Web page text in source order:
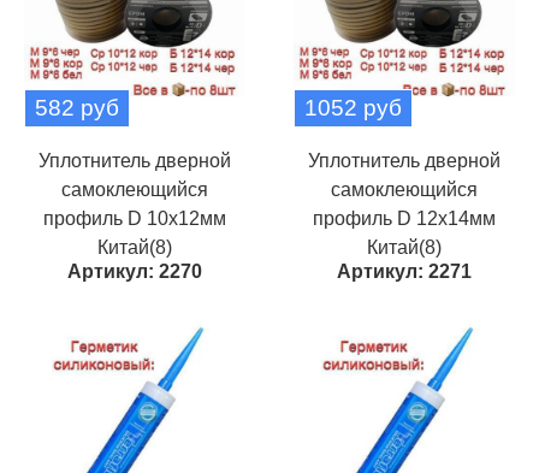
582 руб
Уплотнитель дверной
самоклеющийся
профиль D 10х12мм
Китай(8)
Артикул: 2270
1052 руб
Уплотнитель дверной
самоклеющийся
профиль D 12х14мм
Китай(8)
Артикул: 2271